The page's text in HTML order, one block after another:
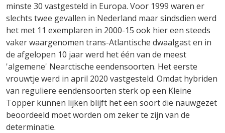
minste 30 vastgesteld in Europa. Voor 1999 waren er
slechts twee gevallen in Nederland maar sindsdien werd
het met 11 exemplaren in 2000-15 ook hier een steeds
vaker waargenomen trans-Atlantische dwaalgast en in
de afgelopen 10 jaar werd het één van de meest
'algemene' Nearctische eendensoorten. Het eerste
vrouwtje werd in april 2020 vastgesteld. Omdat hybriden
van reguliere eendensoorten sterk op een Kleine
Topper kunnen lijken blijft het een soort die nauwgezet
beoordeeld moet worden om zeker te zijn van de
determinatie.